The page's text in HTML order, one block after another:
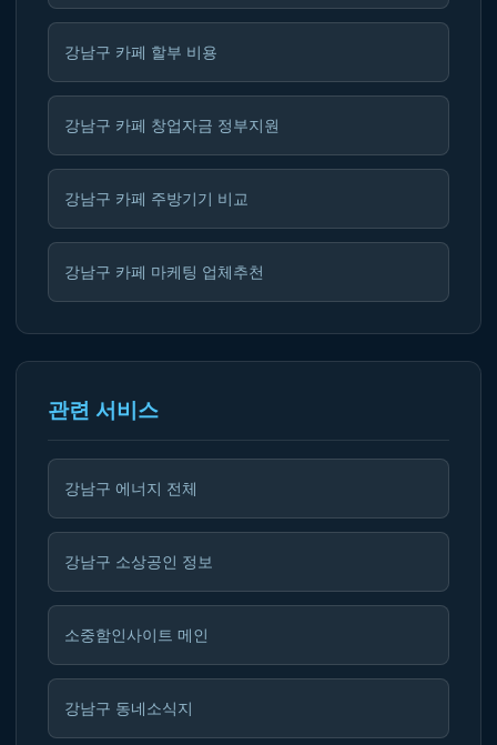
강남구 카페 할부 비용
강남구 카페 창업자금 정부지원
강남구 카페 주방기기 비교
강남구 카페 마케팅 업체추천
관련 서비스
강남구 에너지 전체
강남구 소상공인 정보
소중함인사이트 메인
강남구 동네소식지